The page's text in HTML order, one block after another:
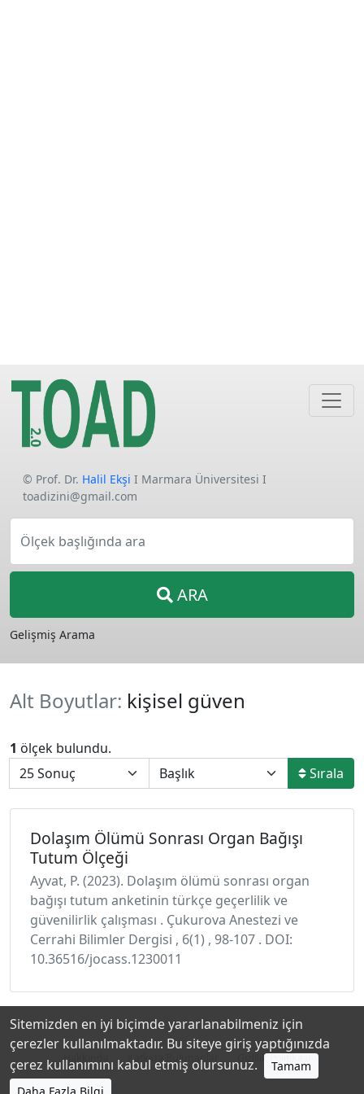
© Prof. Dr. Halil Ekşi I Marmara Üniversitesi I
toadizini@gmail.com
Ölçek başlığında ara
ARA
Gelişmiş Arama
Alt Boyutlar: kişisel güven
1 ölçek bulundu.
Sırala
Dolaşım Ölümü Sonrası Organ Bağışı
Tutum Ölçeği
Ayvat, P. (2023). Dolaşım ölümü sonrası organ
bağışı tutum anketinin türkçe geçerlilik ve
güvenilirlik çalışması . Çukurova Anestezi ve
Cerrahi Bilimler Dergisi , 6(1) , 98-107 . DOI:
10.36516/jocass.1230011
Hakkında Katkıda Bulunanlar Gizlilik Politikası
Sitemizden en iyi biçimde yararlanabilmeniz için
çerezler kullanılmaktadır. Bu siteye giriş yaptığınızda
çerez kullanımını kabul etmiş olursunuz.
Tamam